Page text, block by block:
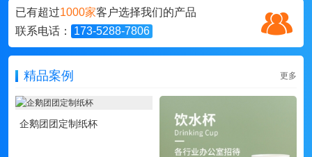
已有超过1000家客户选择我们的产品
联系电话：
173-5288-7806
精品案例 更多
企鹅团团定制纸杯